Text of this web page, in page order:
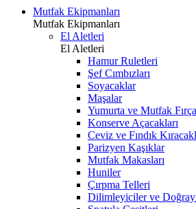
Mutfak Ekipmanları
Mutfak Ekipmanları
El Aletleri
El Aletleri
Hamur Ruletleri
Şef Cımbızları
Soyacaklar
Maşalar
Yumurta ve Mutfak
Konserve Açacakları
Ceviz ve Fındık
Parizyen Kaşıklar
Mutfak Makasları
Huniler
Çırpma Telleri
Dilimleyiciler ve